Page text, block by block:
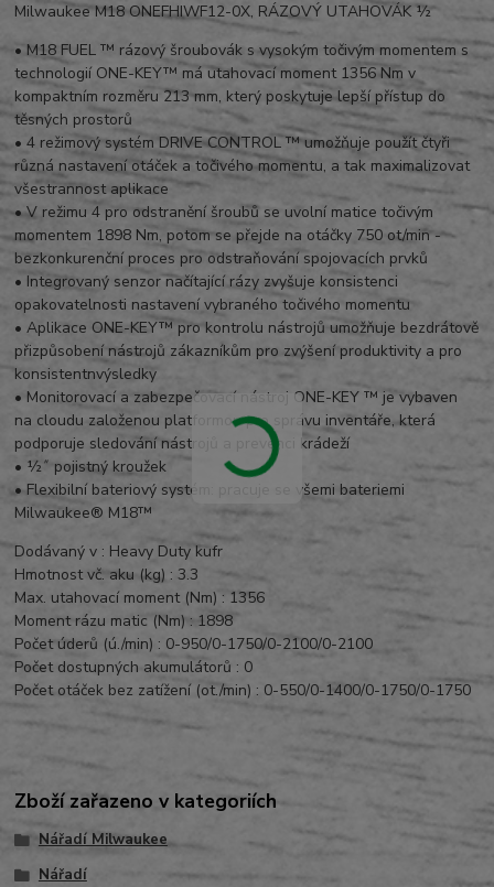
Milwaukee M18 ONEFHIWF12-0X, RÁZOVÝ UTAHOVÁK ½
• M18 FUEL ™ rázový šroubovák s vysokým točivým momentem s
technologií ONE-KEY™ má utahovací moment 1356 Nm v
kompaktním rozměru 213 mm, který poskytuje lepší přístup do
těsných prostorů
•4 režimový systém DRIVE CONTROL ™ umožňuje použít čtyři
různá nastavení otáček a točivého momentu, a tak maximalizovat
všestrannost aplikace
•V režimu 4 pro odstranění šroubů se uvolní matice točivým
momentem 1898 Nm, potom se přejde na otáčky 750 ot/min -
bezkonkurenční proces pro odstraňování spojovacích prvků
• Integrovaný senzor načítající rázy zvyšuje konsistenci
opakovatelnosti nastavení vybraného točivého momentu
•Aplikace ONE-KEY™ pro kontrolu nástrojů umožňuje bezdrátově
přizpůsobení nástrojů zákazníkům pro zvýšení produktivity a pro
konsistentnvýsledky
•Monitorovací a zabezpečovací nástroj ONE-KEY ™ je vybaven
na cloudu založenou platformou pro správu inventáře, která
podporuje sledování nástrojů a prevenci krádeží
• ½˝ pojistný kroužek
•Flexibilní bateriový systém: pracuje se všemi bateriemi
Milwaukee® M18™
Dodávaný v : Heavy Duty kufr
Hmotnost vč. aku (kg) : 3.3
Max. utahovací moment (Nm) : 1356
Moment rázu matic (Nm) : 1898
Počet úderů (ú./min) : 0-950/0-1750/0-2100/0-2100
Počet dostupných akumulátorů : 0
Počet otáček bez zatížení (ot./min) : 0-550/0-1400/0-1750/0-1750
Zboží zařazeno v kategoriích
Nářadí Milwaukee
Nářadí